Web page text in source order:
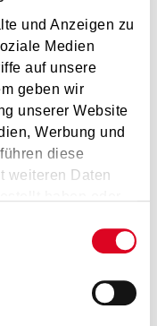
und Anzeigen zu
Medien
auf unsere
geben wir
unserer Website
Werbung und
diese
weiteren Daten
haben oder